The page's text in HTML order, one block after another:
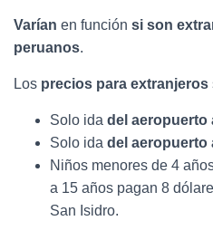
Varían en función si son
peruanos.
Los precios para extranjeros
Solo ida del aeropuerto
Solo ida del aeropuerto
Niños menores de 4
a 15 años pagan 8
San Isidro.